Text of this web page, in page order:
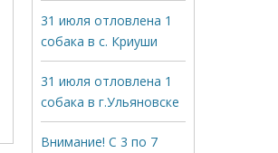
31 июля отловлена 1
собака в с. Криуши
31 июля отловлена 1
собака в г.Ульяновске
Внимание! С 3 по 7